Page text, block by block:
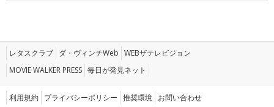
レタスクラブ ダ・ヴィンチWeb WEBザテレビジョン
MOVIE WALKER PRESS 毎日が発見ネット
利用規約 プライバシーポリシー 推奨環境 お問い合わせ